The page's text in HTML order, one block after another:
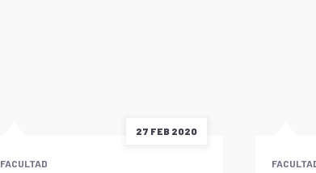
27 FEB 2020
FACULTAD